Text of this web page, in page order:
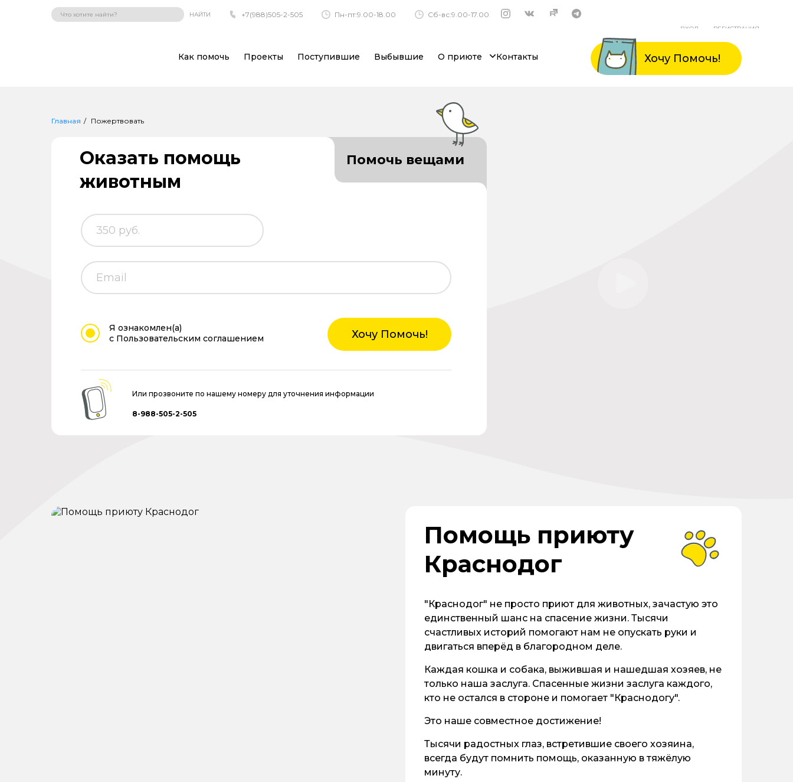
НАЙТИ +7(988)505-2-505 Пн-пт:9.00-18.00 Сб-вс:9.00-17.00
ВХОД РЕГИСТРАЦИЯ
Как помочь Проекты Поступившие Выбывшие О приюте Контакты Хочу Помочь!
Главная Пожертвовать
Оказать помощь
животным
Помочь вещами
Я ознакомлен(а)
с Пользовательским соглашением
Хочу Помочь!
Или прозвоните по нашему номеру для уточнения информации
8-988-505-2-505
Помощь приюту
Краснодог
"Краснодог" не просто приют для животных, зачастую это
единственный шанс на спасение жизни. Тысячи
счастливых историй помогают нам не опускать руки и
двигаться вперёд в благородном деле.
Каждая кошка и собака, выжившая и нашедшая хозяев, не
только наша заслуга. Спасенные жизни заслуга каждого,
кто не остался в стороне и помогает "Краснодогу".
Это наше совместное достижение!
Тысячи радостных глаз, встретившие своего хозяина,
всегда будут помнить помощь, оказанную в тяжёлую
минуту.